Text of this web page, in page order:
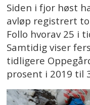
Siden i fjor høst
avløp registrert
Follo hvorav 25 i
Samtidig viser
tidligere
prosent i 2019 til